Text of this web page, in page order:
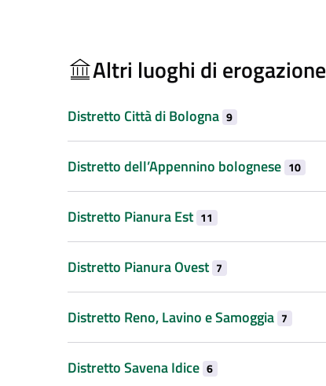
Altri luoghi di erogazione
Distretto Città di Bologna 9
Distretto dell’Appennino bolognese 10
Distretto Pianura Est 11
Distretto Pianura Ovest 7
Distretto Reno, Lavino e Samoggia 7
Distretto Savena Idice 6